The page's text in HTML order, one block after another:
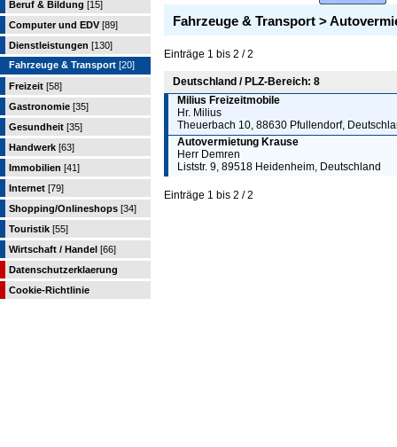
Beruf & Bildung [15]
Computer und EDV [89]
Dienstleistungen [130]
Fahrzeuge & Transport [20]
Freizeit [58]
Gastronomie [35]
Gesundheit [35]
Handwerk [63]
Immobilien [41]
Internet [79]
Shopping/Onlineshops [34]
Touristik [55]
Wirtschaft / Handel [66]
Datenschutzerklaerung
Cookie-Richtlinie
Fahrzeuge & Transport >
Einträge 1 bis 2 / 2
Deutschland / PLZ-Bereich: 8
Milius Freizeitmobile
Hr. Milius
Theuerbach 10, 88630 Pfullendorf,
Autovermietung Krause
Herr Demren
Liststr. 9, 89518 Heidenheim, Deutschland
Einträge 1 bis 2 / 2